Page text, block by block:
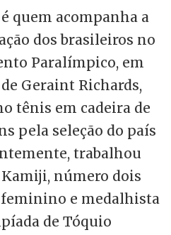
quem acompanha a
dos brasileiros no
Paralímpico, em
Geraint Richards,
tênis em cadeira de
pela seleção do país
trabalhou
número dois
e medalhista
de Tóquio